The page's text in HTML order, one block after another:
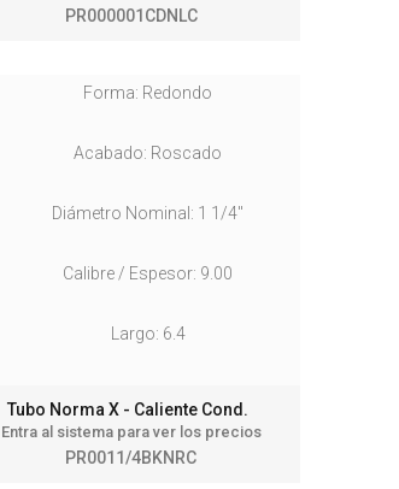
PR000001CDNLC
Forma: Redondo
Acabado: Roscado
Diámetro Nominal: 1 1/4"
Calibre / Espesor: 9.00
Largo: 6.4
Tubo Norma X - Caliente Cond.
Entra al sistema para ver los precios
PR0011/4BKNRC